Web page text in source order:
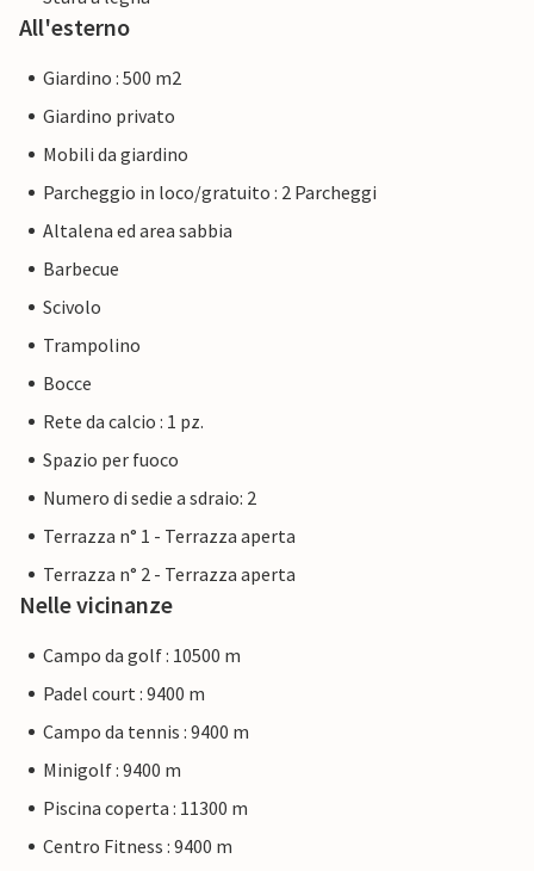
All'esterno
Giardino : 500 m2
Giardino privato
Mobili da giardino
Parcheggio in loco/gratuito : 2 Parcheggi
Altalena ed area sabbia
Barbecue
Scivolo
Trampolino
Bocce
Rete da calcio : 1 pz.
Spazio per fuoco
Numero di sedie a sdraio: 2
Terrazza n° 1 - Terrazza aperta
Terrazza n° 2 - Terrazza aperta
Nelle vicinanze
Campo da golf : 10500 m
Padel court : 9400 m
Campo da tennis : 9400 m
Minigolf : 9400 m
Piscina coperta : 11300 m
Centro Fitness : 9400 m